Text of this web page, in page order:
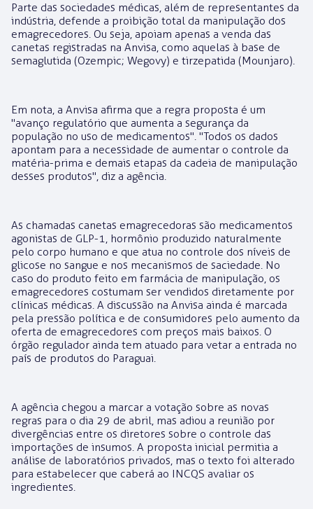
Parte das sociedades médicas, além de representantes da
indústria, defende a proibição total da manipulação dos
emagrecedores. Ou seja, apoiam apenas a venda das
canetas registradas na Anvisa, como aquelas à base de
semaglutida (Ozempic; Wegovy) e tirzepatida (Mounjaro).
Em nota, a Anvisa afirma que a regra proposta é um
"avanço regulatório que aumenta a segurança da
população no uso de medicamentos". "Todos os dados
apontam para a necessidade de aumentar o controle da
matéria-prima e demais etapas da cadeia de manipulação
desses produtos", diz a agência.
As chamadas canetas emagrecedoras são medicamentos
agonistas de GLP-1, hormônio produzido naturalmente
pelo corpo humano e que atua no controle dos níveis de
glicose no sangue e nos mecanismos de saciedade. No
caso do produto feito em farmácia de manipulação, os
emagrecedores costumam ser vendidos diretamente por
clínicas médicas. A discussão na Anvisa ainda é marcada
pela pressão política e de consumidores pelo aumento da
oferta de emagrecedores com preços mais baixos. O
órgão regulador ainda tem atuado para vetar a entrada no
país de produtos do Paraguai.
A agência chegou a marcar a votação sobre as novas
regras para o dia 29 de abril, mas adiou a reunião por
divergências entre os diretores sobre o controle das
importações de insumos. A proposta inicial permitia a
análise de laboratórios privados, mas o texto foi alterado
para estabelecer que caberá ao INCQS avaliar os
ingredientes.